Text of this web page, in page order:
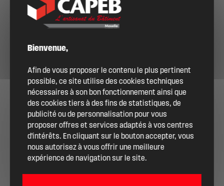
ME CONNECTER
Bienvenue,
Afin de vous proposer le contenu le plus pertinent
possible, ce site utilise des cookies techniques
nécessaires à son bon fonctionnement ainsi que
des cookies tiers à des fins de statistiques, de
publicité ou de personnalisation pour vous
proposer offres et services adaptés à vos centres
d'intérêts. En cliquant sur le bouton accepter, vous
nous autorisez à vous offrir une meilleure
expérience de navigation sur le site.